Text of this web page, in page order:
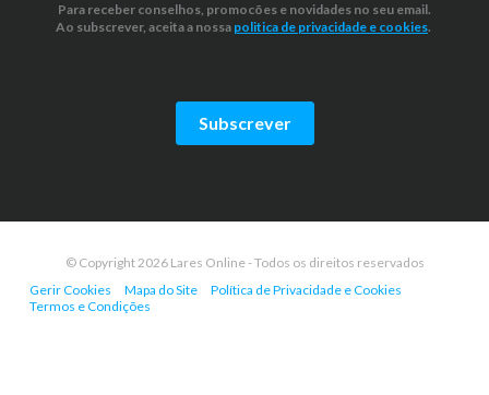
Para receber conselhos, promocões e novidades no seu email.
Ao subscrever, aceita a nossa politica de privacidade e cookies.
Subscrever
© Copyright 2026 Lares Online - Todos os direitos reservados
Gerir Cookies
Mapa do Site
Política de Privacidade e Cookies
Termos e Condições